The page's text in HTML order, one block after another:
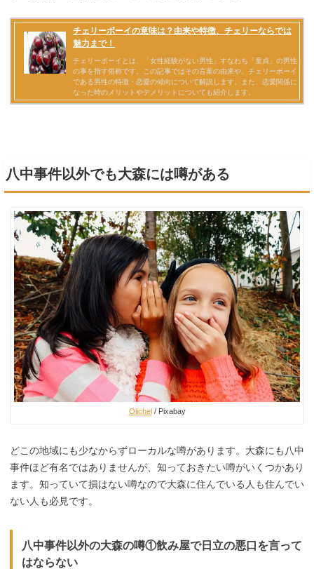
八中事件以外でも大森には噂がある
Olichel/ Pixabay
どこの地域にも少なからずローカルな噂があります。大森にも八中
事件ほど有名ではありませんが、知っておきたい噂がいくつかあり
ます。知っていて損はない噂なので大森に住んでいる人も住んでい
ない人も必見です。
八中事件以外の大森の噂①飲み屋で日立の悪口を言って
はならない